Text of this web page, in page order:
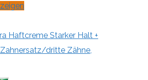
Haftcreme Starker Halt +
dritte Zähne,